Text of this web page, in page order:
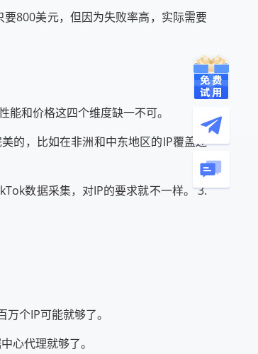
800美元，但因为失败率高，实际需要
和价格这四个维度缺一不可。
的，比如在非洲和中东地区的IP覆盖还
数据采集，对IP的要求就不一样。 3.
个IP可能就够了。
心代理就够了。